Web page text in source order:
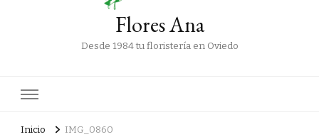
Flores Ana
Desde 1984 tu floristería en Oviedo
Inicio IMG_0860